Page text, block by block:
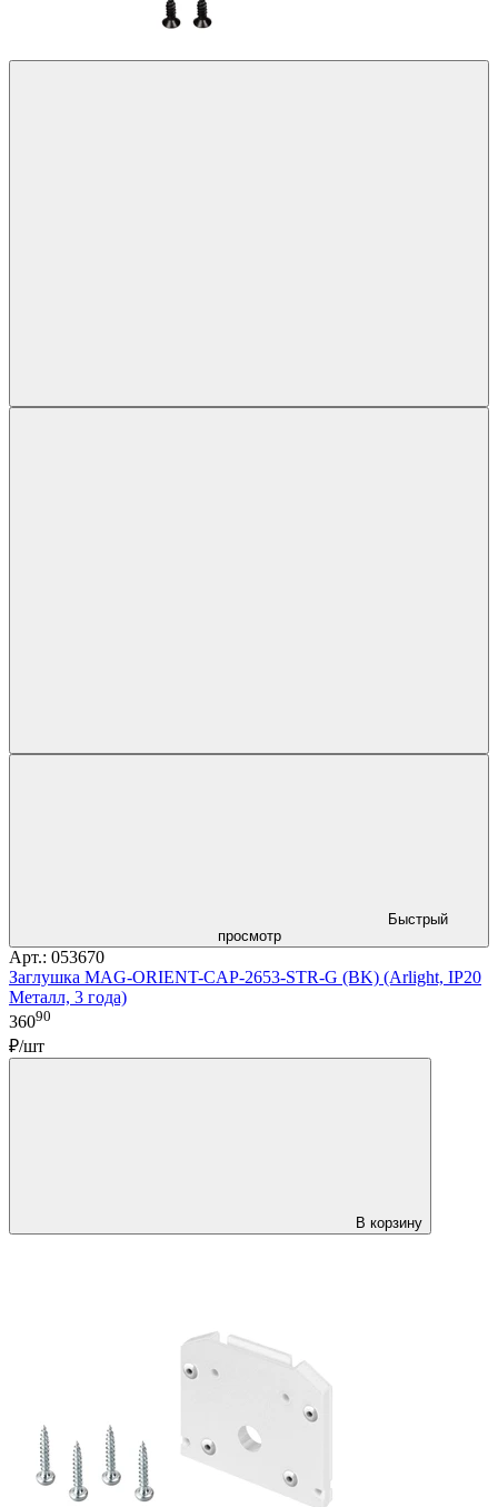
Быстрый
просмотр
Арт.: 053670
Заглушка MAG-ORIENT-CAP-2653-STR-G (BK) (Arlight, IP20
Металл, 3 года)
36090
₽/шт
В корзину